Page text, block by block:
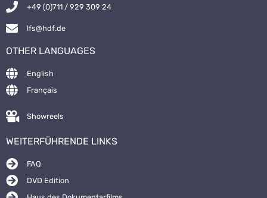
+49 (0)711 / 929 309 24
lfs@hdf.de
OTHER LANGUAGES
English
Français
Showreels
WEITERFÜHRENDE LINKS
FAQ
DVD Edition